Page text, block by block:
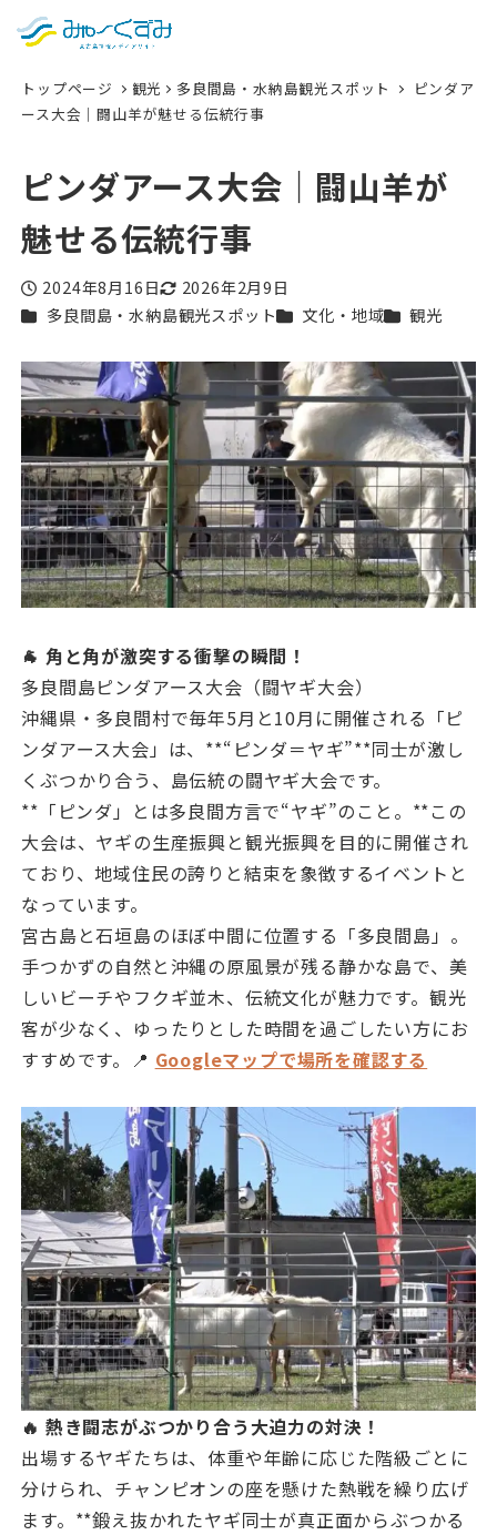
한국어
検索
トップページ 観光 多良間島・水納島観光スポット
ピンダア
ース大会｜闘山羊が魅せる伝統行事
ピンダアース大会｜闘山羊が
魅せる伝統行事
投稿日
2024年8月16日
更新日
2026年2月9日
カテゴリー
多良間島・水納島観光スポットカテゴリー
文化・地域カテゴリー
観光
🐐 角と角が激突する衝撃の瞬間！
多良間島ピンダアース大会（闘ヤギ大会）
沖縄県・多良間村で毎年5月と10月に開催される「ピ
ンダアース大会」は、**“ピンダ＝ヤギ”**同士が激し
くぶつかり合う、島伝統の闘ヤギ大会です。
**「ピンダ」とは多良間方言で“ヤギ”のこと。**この
大会は、ヤギの生産振興と観光振興を目的に開催され
ており、地域住民の誇りと結束を象徴するイベントと
なっています。
宮古島と石垣島のほぼ中間に位置する「多良間島」。
手つかずの自然と沖縄の原風景が残る静かな島で、美
しいビーチやフクギ並木、伝統文化が魅力です。観光
客が少なく、ゆったりとした時間を過ごしたい方にお
すすめです。📍 Googleマップで場所を確認する
🔥 熱き闘志がぶつかり合う大迫力の対決！
出場するヤギたちは、体重や年齢に応じた階級ごとに
分けられ、チャンピオンの座を懸けた熱戦を繰り広げ
ます。**鍛え抜かれたヤギ同士が真正面からぶつかる